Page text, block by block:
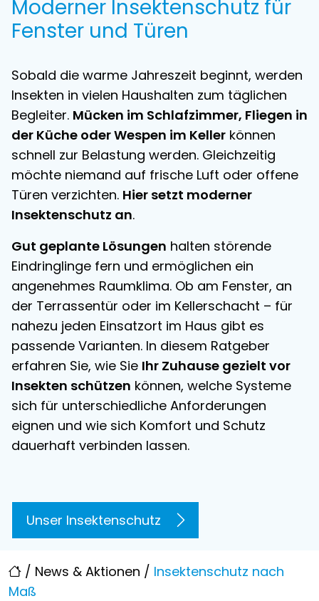
/ News & Aktionen / Insektenschutz nach
Maß
Moderner Insektenschutz für
Fenster und Türen
Sobald die warme Jahreszeit beginnt, werden
Insekten in vielen Haushalten zum täglichen
Begleiter. Mücken im Schlafzimmer, Fliegen in
der Küche oder Wespen im Keller können
schnell zur Belastung werden. Gleichzeitig
möchte niemand auf frische Luft oder offene
Türen verzichten. Hier setzt moderner
Insektenschutz an.
Gut geplante Lösungen halten störende
Eindringlinge fern und ermöglichen ein
angenehmes Raumklima. Ob am Fenster, an
der Terrassentür oder im Kellerschacht – für
nahezu jeden Einsatzort im Haus gibt es
passende Varianten. In diesem Ratgeber
erfahren Sie, wie Sie Ihr Zuhause gezielt vor
Insekten schützen können, welche Systeme
sich für unterschiedliche Anforderungen
eignen und wie sich Komfort und Schutz
dauerhaft verbinden lassen.
Unser Insektenschutz